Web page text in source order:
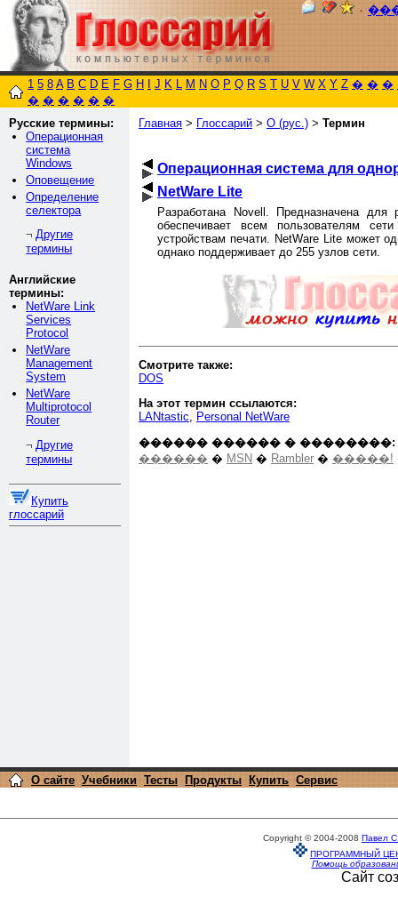
٠
1 5 8 A B C D E F G H J K L M N O P Q R S T U V W X Y Z � � �
� � � � � �
Русские термины:
Операционная
система
Windows
Оповещение
Определение
селектора
¬ Другие
термины
Английские
термины:
NetWare Link
Services
Protocol
NetWare
Management
System
NetWare
Multiprotocol
Router
¬ Другие
термины
Купить
глоссарий
Главная > Глоссарий > О (рус.) > Термин
Операционная система для
NetWare Lite
Разработана Novell. Предназначена
обеспечивает всем пользователям
устройствам печати. NetWare Lite может
однако поддерживает до 255 узлов сети.
Смотрите также:
DOS
На этот термин ссылаются:
LANtastic
Personal NetWare
������ ������ � ��������:
������ � MSN � Rambler � �����!
О сайте Учебники Тесты Продукты Купить Сервис
Copyright © 2004-2008 Павел
ПРОГРАММНЫЙ
Помощь
Сайт